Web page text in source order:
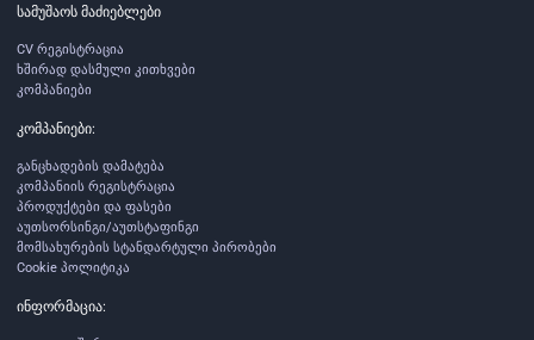
სამუშაოს მაძიებლები
CV რეგისტრაცია
ხშირად დასმული კითხვები
კომპანიები
კომპანიები:
განცხადების დამატება
კომპანიის რეგისტრაცია
პროდუქტები და ფასები
აუთსორსინგი/აუთსტაფინგი
მომსახურების სტანდარტული პირობები
Cookie პოლიტიკა
ინფორმაცია: